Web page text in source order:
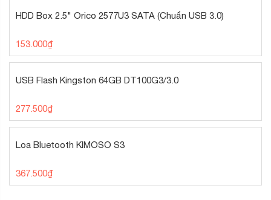
HDD Box 2.5" Orico 2577U3 SATA (Chuẩn USB 3.0)
153.000₫
USB Flash Kingston 64GB DT100G3/3.0
277.500₫
Loa Bluetooth KIMOSO S3
367.500₫